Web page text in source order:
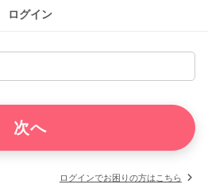
ログイン
ログインでお困りの方はこちら